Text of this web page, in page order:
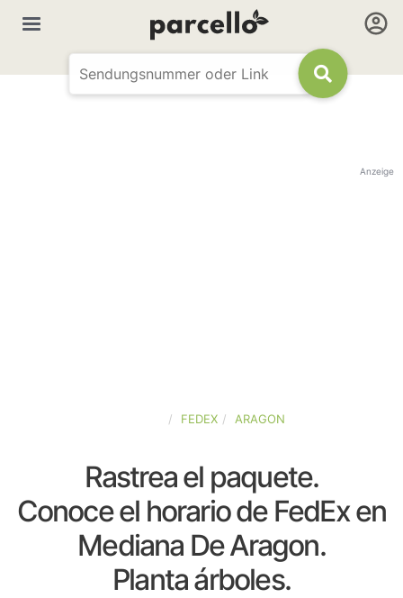
Anzeige
FEDEX ARAGON
Rastrea el paquete.
Conoce el horario de FedEx en
Mediana De Aragon.
Planta árboles.